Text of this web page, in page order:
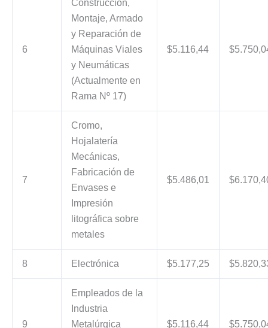
6
Construcción,
Montaje, Armado
y Reparación de
Máquinas Viales
y Neumáticas
(Actualmente en
Rama Nº 17)
$5.116,44
7
Cromo,
Hojalatería
Mecánicas,
Fabricación de
Envases e
Impresión
litográfica sobre
metales
$5.486,01
8 Electrónica $5.177,25
9
Empleados de la
Industria
Metalúrgica
$5.116,44